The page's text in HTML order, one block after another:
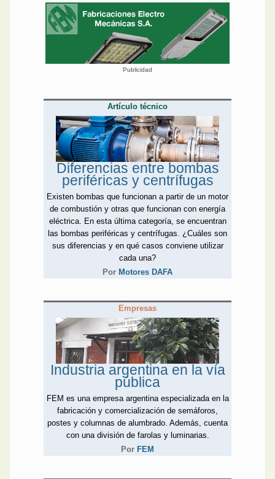
Publicidad
Artículo técnico
Diferencias entre bombas
periféricas y centrífugas
Existen bombas que funcionan a partir de un motor
de combustión y otras que funcionan con energía
eléctrica. En esta última categoría, se encuentran
las bombas periféricas y centrífugas. ¿Cuáles son
sus diferencias y en qué casos conviene utilizar
cada una?
Por Motores DAFA
Empresas
Industria argentina en la vía
pública
FEM es una empresa argentina especializada en la
fabricación y comercialización de semáforos,
postes y columnas de alumbrado. Además, cuenta
con una división de farolas y luminarias.
Por FEM